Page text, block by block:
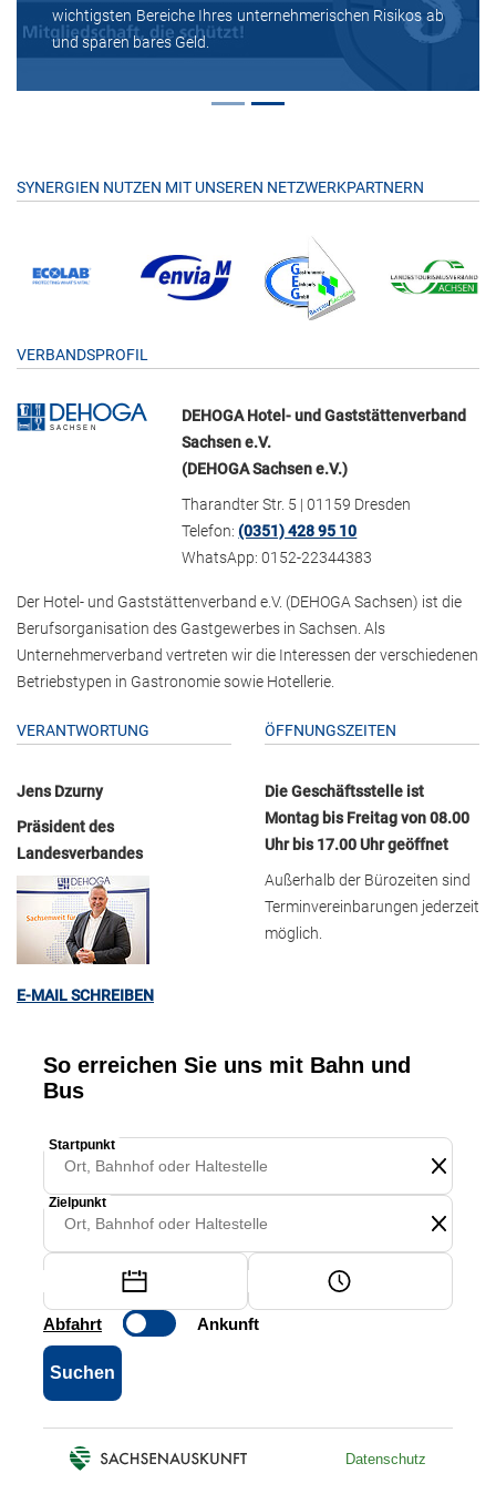
wichtigsten Bereiche Ihres unternehmerischen Risikos ab
und sparen bares Geld.
SYNERGIEN NUTZEN MIT UNSEREN NETZWERKPARTNERN
VERBANDSPROFIL
DEHOGA Hotel- und Gaststättenverband
Sachsen e.V.
(DEHOGA Sachsen e.V.)
Tharandter Str. 5 | 01159 Dresden
Telefon:(0351) 428 95 10
WhatsApp: 0152-22344383
Der Hotel- und Gaststättenverband e.V. (DEHOGA Sachsen) ist die
Berufsorganisation des Gastgewerbes in Sachsen. Als
Unternehmerverband vertreten wir die Interessen der verschiedenen
Betriebstypen in Gastronomie sowie Hotellerie.
VERANTWORTUNG
Jens Dzurny
Präsident des
Landesverbandes
E-MAIL SCHREIBEN
ÖFFNUNGSZEITEN
Die Geschäftsstelle ist
Montag bis Freitag von 08.00
Uhr bis 17.00 Uhr geöffnet
Außerhalb der Bürozeiten sind
Terminvereinbarungen jederzeit
möglich.